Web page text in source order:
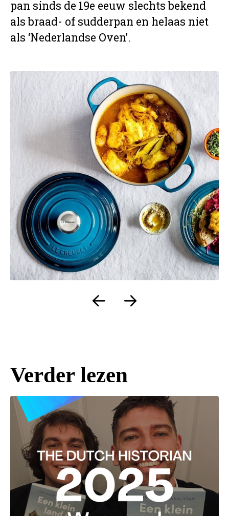
pan sinds de 19e eeuw slechts bekend
als braad- of sudderpan en helaas niet
als ‘Nederlandse Oven’.
Verder lezen